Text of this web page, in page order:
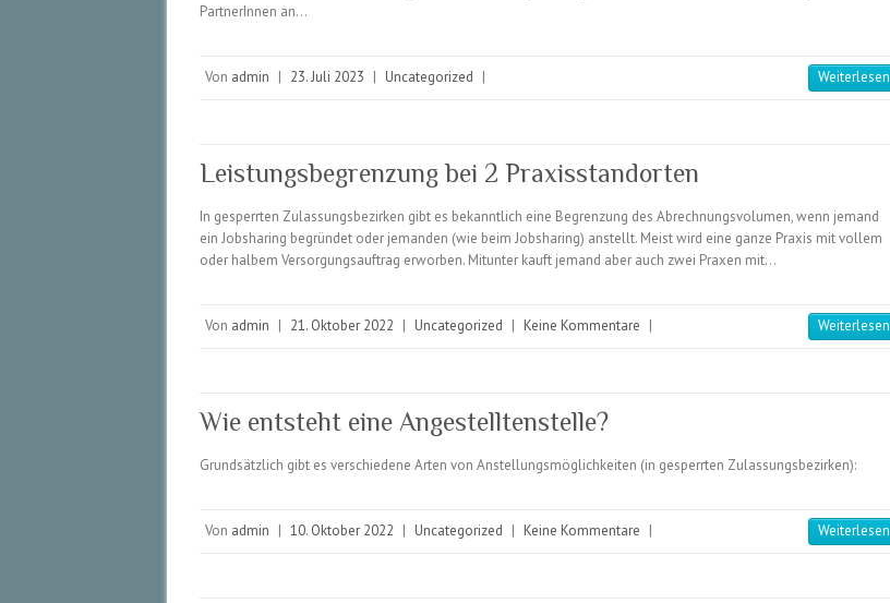
PartnerInnen an…
Von admin | 23. Juli 2023 | Uncategorized | Weiterlesen
Leistungsbegrenzung bei 2 Praxisstandorten
In gesperrten Zulassungsbezirken gibt es bekanntlich eine Begrenzung des Abrechnungsvolumen, wenn jemand
ein Jobsharing begründet oder jemanden (wie beim Jobsharing) anstellt. Meist wird eine ganze Praxis mit vollem
oder halbem Versorgungsauftrag erworben. Mitunter kauft jemand aber auch zwei Praxen mit…
Von admin | 21. Oktober 2022 | Uncategorized | Keine Kommentare | Weiterlesen
Wie entsteht eine Angestelltenstelle?
Grundsätzlich gibt es verschiedene Arten von Anstellungsmöglichkeiten (in gesperrten Zulassungsbezirken):
Von admin | 10. Oktober 2022 | Uncategorized | Keine Kommentare | Weiterlesen